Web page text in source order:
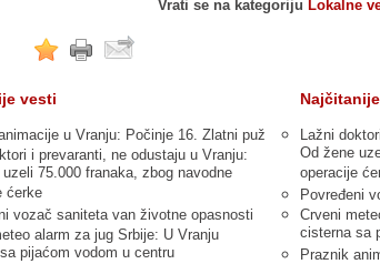
Vrati se na kategoriju Lokalne
vesti
u Vranju: Počinje 16. Zlatni puž
i prevaranti, ne odustaju u Vranju:
75.000 franaka, zbog navodne
ćerke
vozač saniteta van životne opasnosti
alarm za jug Srbije: U Vranju
pijaćom vodom u centru
Lažni
Od žene
operacije
Povređeni
Crveni
cisterna sa
Praznik